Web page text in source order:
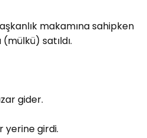
makamına sahipken
satıldı.
gider.
yerine girdi.